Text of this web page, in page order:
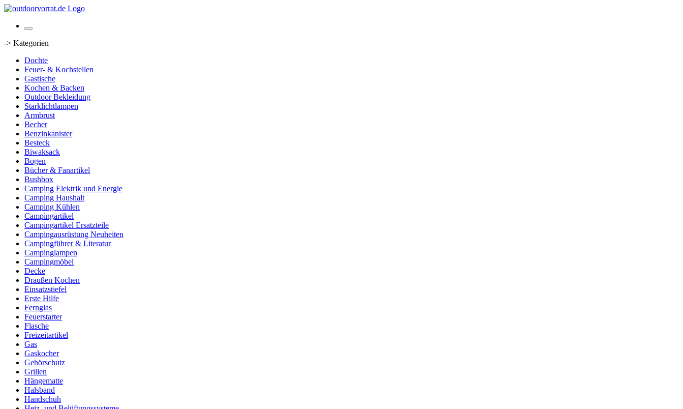
-> Kategorien
Dochte
Feuer- & Kochstellen
Gastische
Kochen & Backen
Outdoor Bekleidung
Starklichtlampen
Armbrust
Becher
Benzinkanister
Besteck
Biwaksack
Bogen
Bücher & Fanartikel
Bushbox
Camping Elektrik und Energie
Camping Haushalt
Camping Kühlen
Campingartikel
Campingartikel Ersatzteile
Campingausrüstung Neuheiten
Campingführer & Literatur
Campinglampen
Campingmöbel
Decke
Draußen Kochen
Einsatzstiefel
Erste Hilfe
Fernglas
Feuerstarter
Flasche
Freizeitartikel
Gas
Gaskocher
Gehörschutz
Grillen
Hängematte
Halsband
Handschuh